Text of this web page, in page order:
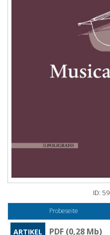
ID:
Probeseite
ARTIKEL
PDF (0,28 Mb)